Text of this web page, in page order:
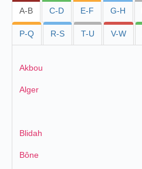
A-B C-D E-F G-H
P-Q R-S T-U V-W
Akbou
Alger
Blidah
Bône